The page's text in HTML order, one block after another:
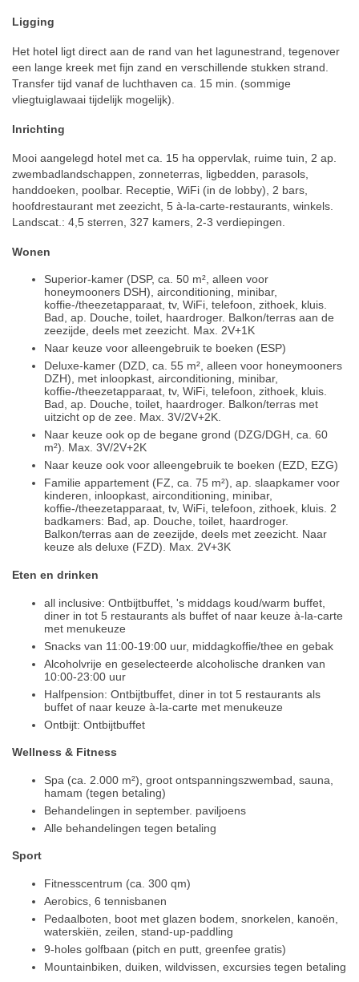
Ligging
Het hotel ligt direct aan de rand van het lagunestrand, tegenover
een lange kreek met fijn zand en verschillende stukken strand.
Transfer tijd vanaf de luchthaven ca. 15 min. (sommige
vliegtuiglawaai tijdelijk mogelijk).
Inrichting
Mooi aangelegd hotel met ca. 15 ha oppervlak, ruime tuin, 2 ap.
zwembadlandschappen, zonneterras, ligbedden, parasols,
handdoeken, poolbar. Receptie, WiFi (in de lobby), 2 bars,
hoofdrestaurant met zeezicht, 5 à-la-carte-restaurants, winkels.
Landscat.: 4,5 sterren, 327 kamers, 2-3 verdiepingen.
Wonen
Superior-kamer (DSP, ca. 50 m², alleen voor
honeymooners DSH), airconditioning, minibar,
koffie-/theezetapparaat, tv, WiFi, telefoon, zithoek, kluis.
Bad, ap. Douche, toilet, haardroger. Balkon/terras aan de
zeezijde, deels met zeezicht. Max. 2V+1K
Naar keuze voor alleengebruik te boeken (ESP)
Deluxe-kamer (DZD, ca. 55 m², alleen voor honeymooners
DZH), met inloopkast, airconditioning, minibar,
koffie-/theezetapparaat, tv, WiFi, telefoon, zithoek, kluis.
Bad, ap. Douche, toilet, haardroger. Balkon/terras met
uitzicht op de zee. Max. 3V/2V+2K.
Naar keuze ook op de begane grond (DZG/DGH, ca. 60
m²). Max. 3V/2V+2K
Naar keuze ook voor alleengebruik te boeken (EZD, EZG)
Familie appartement (FZ, ca. 75 m²), ap. slaapkamer voor
kinderen, inloopkast, airconditioning, minibar,
koffie-/theezetapparaat, tv, WiFi, telefoon, zithoek, kluis. 2
badkamers: Bad, ap. Douche, toilet, haardroger.
Balkon/terras aan de zeezijde, deels met zeezicht. Naar
keuze als deluxe (FZD). Max. 2V+3K
Eten en drinken
all inclusive: Ontbijtbuffet, 's middags koud/warm buffet,
diner in tot 5 restaurants als buffet of naar keuze à-la-carte
met menukeuze
Snacks van 11:00-19:00 uur, middagkoffie/thee en gebak
Alcoholvrije en geselecteerde alcoholische dranken van
10:00-23:00 uur
Halfpension: Ontbijtbuffet, diner in tot 5 restaurants als
buffet of naar keuze à-la-carte met menukeuze
Ontbijt: Ontbijtbuffet
Wellness & Fitness
Spa (ca. 2.000 m²), groot ontspanningszwembad, sauna,
hamam (tegen betaling)
Behandelingen in september. paviljoens
Alle behandelingen tegen betaling
Sport
Fitnesscentrum (ca. 300 qm)
Aerobics, 6 tennisbanen
Pedaalboten, boot met glazen bodem, snorkelen, kanoën,
waterskiën, zeilen, stand-up-paddling
9-holes golfbaan (pitch en putt, greenfee gratis)
Mountainbiken, duiken, wildvissen, excursies tegen betaling